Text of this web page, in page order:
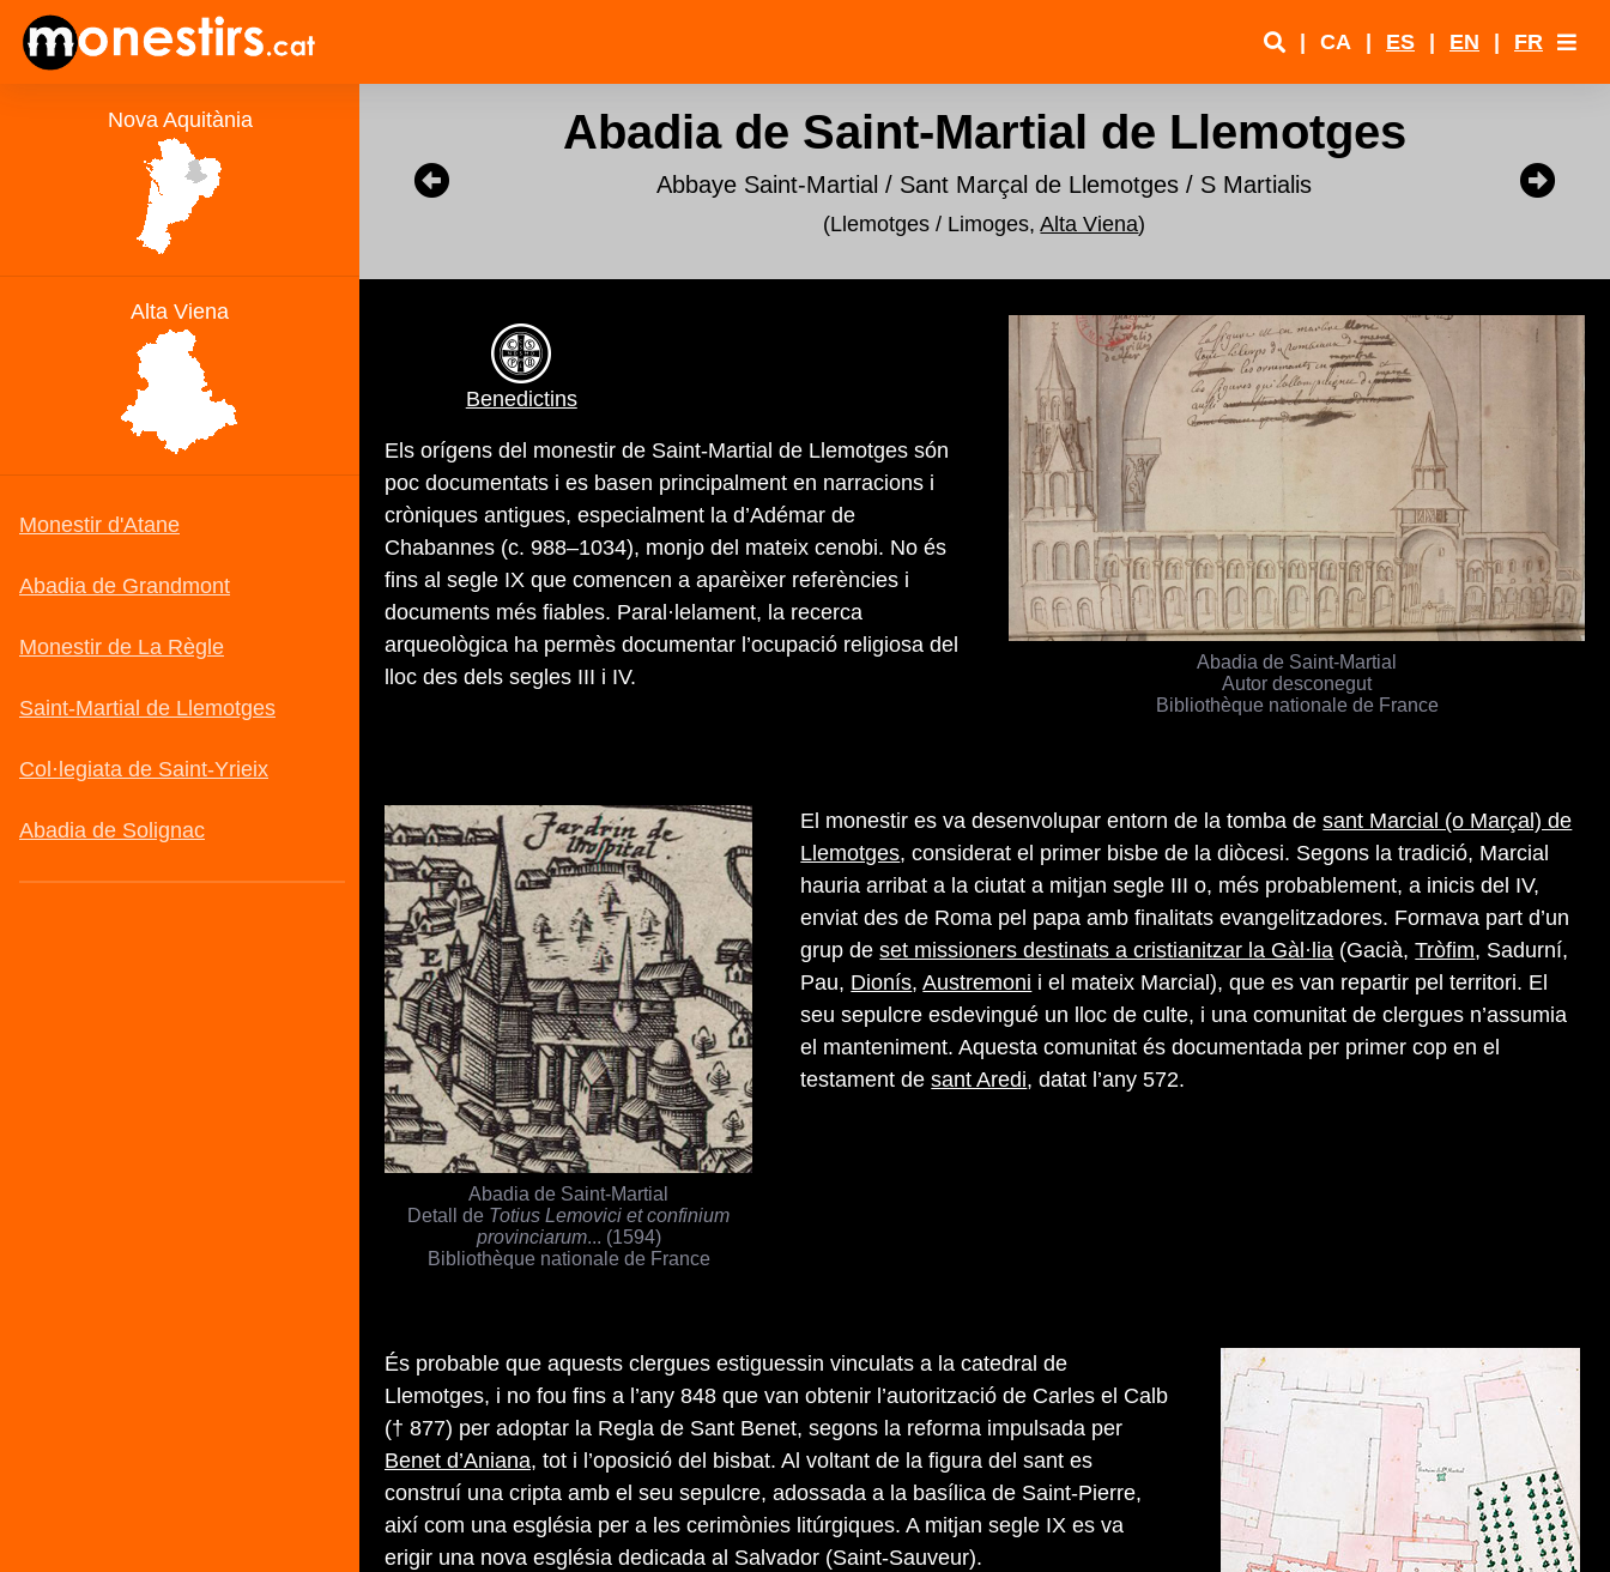
| CA | ES | EN | FR
Abadia de Saint-Martial de Llemotges
Abbaye Saint-Martial / Sant Marçal de Llemotges / S Martialis
(Llemotges / Limoges,Alta Viena)
Abadia de Saint-Martial
Autor desconegut
Bibliothèque nationale de France
Benedictins
Els orígens del monestir de Saint-Martial de Llemotges són
poc documentats i es basen principalment en narracions i
cròniques antigues, especialment la d’Adémar de
Chabannes (c. 988–1034), monjo del mateix cenobi. No és
fins al segle IX que comencen a aparèixer referències i
documents més fiables. Paral·lelament, la recerca
arqueològica ha permès documentar l’ocupació religiosa del
lloc des dels segles III i IV.
Abadia de Saint-Martial
Detall de Totius Lemovici et confinium
provinciarum... (1594)
Bibliothèque nationale de France
El monestir es va desenvolupar entorn de la tomba desant Marcial (o Marçal) de
Llemotges, considerat el primer bisbe de la diòcesi. Segons la tradició, Marcial
hauria arribat a la ciutat a mitjan segle III o, més probablement, a inicis del IV,
enviat des de Roma pel papa amb finalitats evangelitzadores. Formava part d’un
grup deset missioners destinats a cristianitzar la Gàl·lia (Gacià,Tròfim, Sadurní,
Pau, Dionís,Austremoni i el mateix Marcial), que es van repartir pel territori. El
seu sepulcre esdevingué un lloc de culte, i una comunitat de clergues n’assumia
el manteniment. Aquesta comunitat és documentada per primer cop en el
testament desant Aredi, datat l’any 572.
És probable que aquests clergues estiguessin vinculats a la catedral de
Llemotges, i no fou fins a l’any 848 que van obtenir l’autorització de Carles el Calb
(† 877) per adoptar la Regla de Sant Benet, segons la reforma impulsada per
Benet d’Aniana, tot i l’oposició del bisbat. Al voltant de la figura del sant es
construí una cripta amb el seu sepulcre, adossada a la basílica de Saint-Pierre,
així com una església per a les cerimònies litúrgiques. A mitjan segle IX es va
erigir una nova església dedicada al Salvador (Saint-Sauveur).